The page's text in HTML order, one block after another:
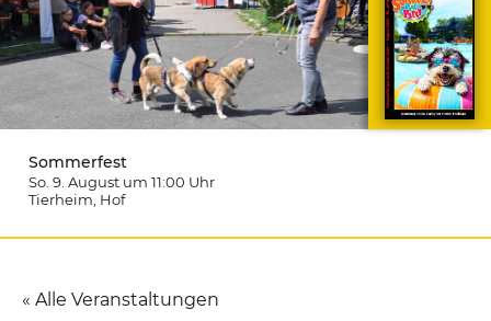
Sommerfest
So. 9. August um 11:00 Uhr
Tierheim , Hof
« Alle Veranstaltungen